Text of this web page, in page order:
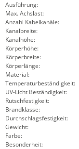
Ausführung:
Max. Achslast:
Anzahl Kabelkanäle:
Kanalbreite:
Kanalhöhe:
Körperhöhe:
Körperbreite:
Körperlänge:
Material:
Temperaturbeständigkeit:
UV-Licht Beständigkeit:
Rutschfestigkeit:
Brandklasse:
Durchschlagsfestigkeit:
Gewicht:
Farbe:
Besonderheit: